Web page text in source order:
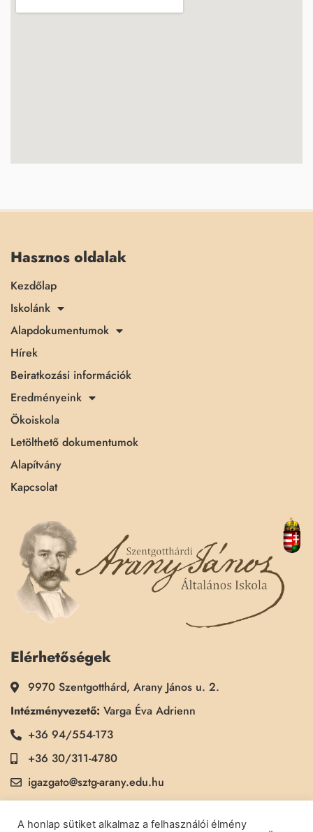
Hasznos oldalak
Kezdőlap
Iskolánk
Alapdokumentumok
Hírek
Beiratkozási információk
Eredményeink
Ökoiskola
Letölthető dokumentumok
Alapítvány
Kapcsolat
Elérhetőségek
9970 Szentgotthárd, Arany János u. 2.
Intézményvezető: Varga Éva Adrienn
+36 94/554-173
+36 30/311-4780
igazgato@sztg-arany.edu.hu
Titkárság:Kimmel Kinga
A honlap sütiket alkalmaz a felhasználói élmény